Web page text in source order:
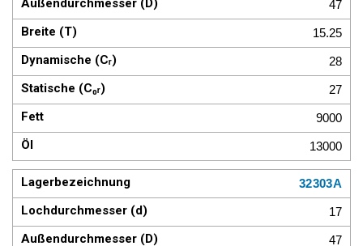
47
15.25
28
27
9000
13000
32303A
17
47